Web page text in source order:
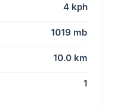
4 kph
1019 mb
10.0 km
1